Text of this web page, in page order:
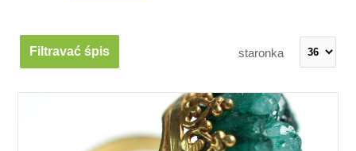
Filtravać śpis staronka